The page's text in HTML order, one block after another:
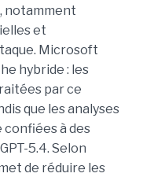
notamment
et
Microsoft
hybride : les
par ce
que les analyses
à des
5.4. Selon
de réduire les